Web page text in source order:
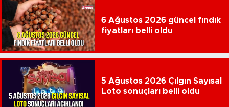
6 Ağustos 2026 güncel fındık
fiyatları belli oldu
5 Ağustos 2026 Çılgın Sayısal
Loto sonuçları belli oldu